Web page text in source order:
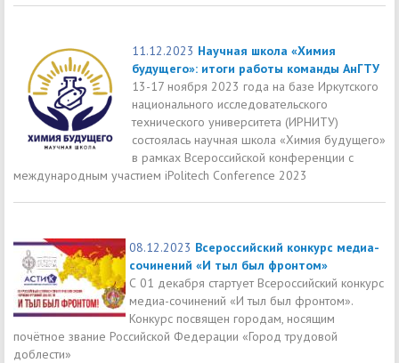
11.12.2023 Научная школа «Химия
будущего»: итоги работы команды АнГТУ
13-17 ноября 2023 года на базе Иркутского
национального исследовательского
технического университета (ИРНИТУ)
состоялась научная школа «Химия будущего»
в рамках Всероссийской конференции с
международным участием iPolitech Conference 2023
08.12.2023 Всероссийский конкурс медиа-
сочинений «И тыл был фронтом»
С 01 декабря стартует Всероссийский конкурс
медиа-сочинений «И тыл был фронтом».
Конкурс посвящен городам, носящим
почётное звание Российской Федерации «Город трудовой
доблести»